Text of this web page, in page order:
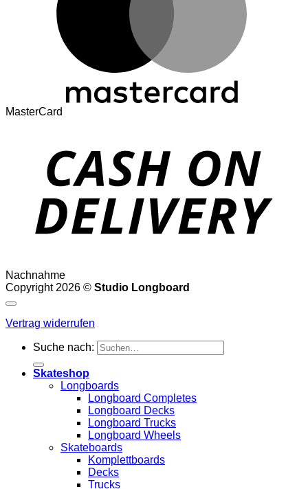
MasterCard
Nachnahme
Copyright 2026 © Studio Longboard
Vertrag widerrufen
Suche nach:
Skateshop
Longboards
Longboard Completes
Longboard Decks
Longboard Trucks
Longboard Wheels
Skateboards
Komplettboards
Decks
Trucks